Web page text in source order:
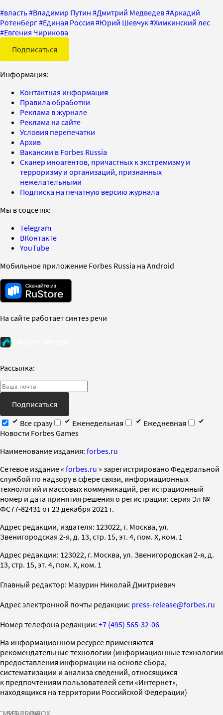
#власть#Владимир Путин #Дмитрий Медведев#Аркадий
Ротенберг#Единая Россия #Юрий Шевчук#Химкинский лес
#Евгения Чирикова
Подписаться
Информация:
Контактная информация
Правила обработки
Реклама в журнале
Реклама на сайте
Условия перепечатки
Архив
Вакансии в Forbes Russia
Сканер иноагентов, причастных к экстремизму и
терроризму и организаций, признанных
нежелательными
Подписка на печатную версию журнала
Мы в соцсетях:
Telegram
ВКонтакте
YouTube
Мобильное приложение Forbes Russia на Android
На сайте работает синтез речи
Рассылка:
Подписаться
Все сразу
Еженедельная
Ежедневная
Новости Forbes Games
Наименование издания: forbes.ru
Cетевое издание « forbes.ru » зарегистрировано Федеральной
службой по надзору в сфере связи, информационных
технологий и массовых коммуникаций, регистрационный
номер и дата принятия решения о регистрации: серия Эл №
ФС77-82431 от 23 декабря 2021 г.
Адрес редакции, издателя: 123022, г. Москва, ул.
Звенигородская 2-я, д. 13, стр. 15, эт. 4, пом. X, ком. 1
Адрес редакции: 123022, г. Москва, ул. Звенигородская 2-я, д.
13, стр. 15, эт. 4, пом. X, ком. 1
Главный редактор: Мазурин Николай Дмитриевич
Адрес электронной почты редакции: press-release@forbes.ru
Номер телефона редакции: +7 (495) 565-32-06
На информационном ресурсе применяются
рекомендательные технологии (информационные технологии
предоставления информации на основе сбора,
систематизации и анализа сведений, относящихся
к предпочтениям пользователей сети «Интернет»,
находящихся на территории Российской Федерации)
SPARROWINFOX